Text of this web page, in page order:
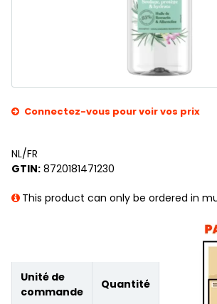
Connectez-vous pour voir vos prix
NL/FR
GTIN: 8720181471230
This product can only be ordered in
Unité de
commande
Quantité